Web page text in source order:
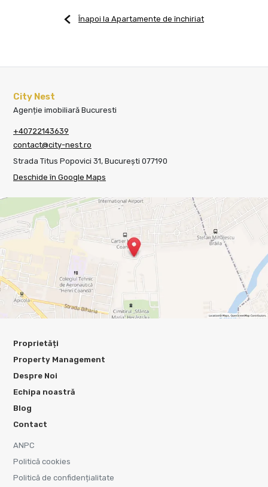
Înapoi la Apartamente de închiriat
City Nest
Agenție imobiliară Bucuresti
+40722143639
contact@city-nest.ro
Strada Titus Popovici 31, București 077190
Deschide în Google Maps
Proprietăți
Property Management
Despre Noi
Echipa noastră
Blog
Contact
ANPC
Politică cookies
Politică de confidențialitate